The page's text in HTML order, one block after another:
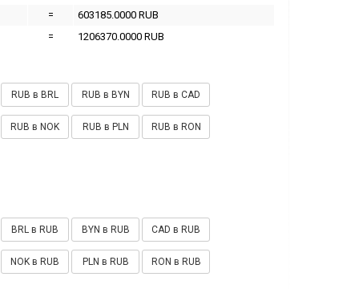
=
603185.0000 RUB
=
1206370.0000 RUB
RUB в BRL RUB в BYN RUB в CAD
RUB в NOK RUB в PLN RUB в RON
BRL в RUB BYN в RUB CAD в RUB
NOK в RUB PLN в RUB RON в RUB